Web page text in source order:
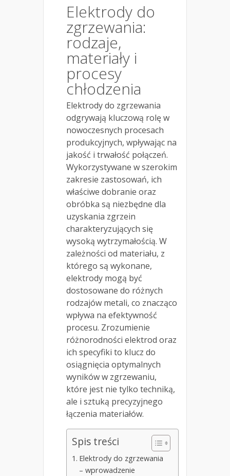
Elektrody do
zgrzewania:
rodzaje,
materiały i
procesy
chłodzenia
Elektrody do zgrzewania
odgrywają kluczową rolę w
nowoczesnych procesach
produkcyjnych, wpływając na
jakość i trwałość połączeń.
Wykorzystywane w szerokim
zakresie zastosowań, ich
właściwe dobranie oraz
obróbka są niezbędne dla
uzyskania zgrzein
charakteryzujących się
wysoką wytrzymałością. W
zależności od materiału, z
którego są wykonane,
elektrody mogą być
dostosowane do różnych
rodzajów metali, co znacząco
wpływa na efektywność
procesu. Zrozumienie
różnorodności elektrod oraz
ich specyfiki to klucz do
osiągnięcia optymalnych
wyników w zgrzewaniu,
które jest nie tylko techniką,
ale i sztuką precyzyjnego
łączenia materiałów.
Spis treści
Elektrody do zgrzewania
– wprowadzenie